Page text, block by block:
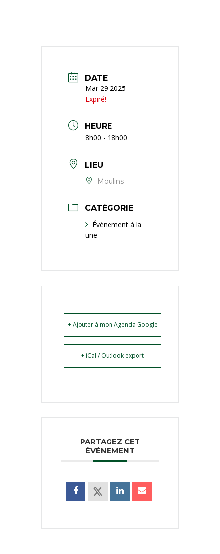
DATE
Mar 29 2025
Expiré!
HEURE
8h00 - 18h00
LIEU
Moulins
CATÉGORIE
Événement à la
une
+ Ajouter à mon Agenda Google
+ iCal / Outlook export
PARTAGEZ CET
ÉVÉNEMENT